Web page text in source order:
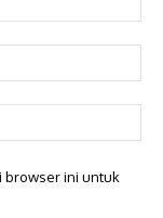
browser ini untuk